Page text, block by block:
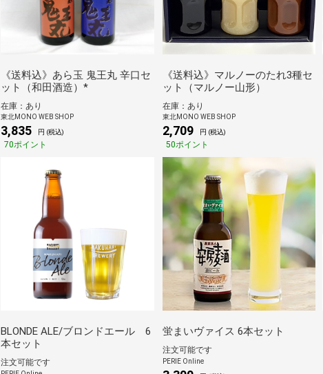
《送料込》あら玉 鬼王丸 辛口セ
ット（和田酒造）*
在庫：あり
東北MONO WEB SHOP
3,835 円 (税込)
70ポイント
《送料込》マルノーのたれ3種セ
ット（マルノー山形）
在庫：あり
東北MONO WEB SHOP
2,709 円 (税込)
50ポイント
BLONDE ALE/ブロンドエール 6
本セット
注文可能です
蛍まいヴァイス 6本セット
注文可能です
PERIE Online